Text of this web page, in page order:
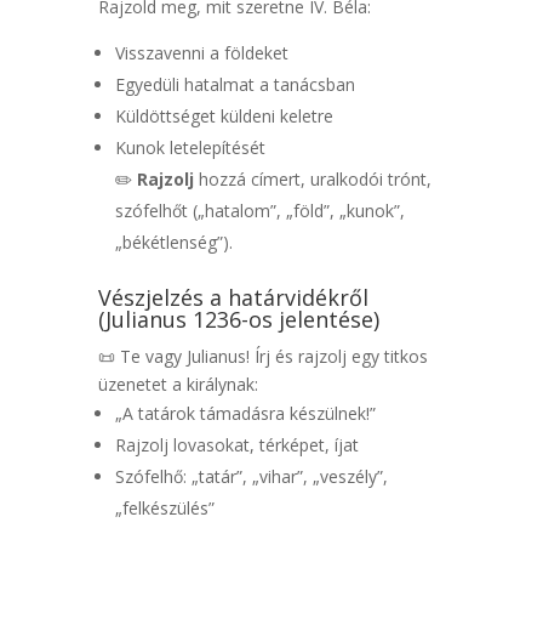
Rajzold meg, mit szeretne IV. Béla:
Visszavenni a földeket
Egyedüli hatalmat a tanácsban
Küldöttséget küldeni keletre
Kunok letelepítését
✏️ Rajzolj hozzá címert, uralkodói trónt,
szófelhőt („hatalom”, „föld”, „kunok”,
„békétlenség”).
Vészjelzés a határvidékről
(Julianus 1236-os jelentése)
📜 Te vagy Julianus! Írj és rajzolj egy titkos
üzenetet a királynak:
„A tatárok támadásra készülnek!”
Rajzolj lovasokat, térképet, íjat
Szófelhő: „tatár”, „vihar”, „veszély”,
„felkészülés”